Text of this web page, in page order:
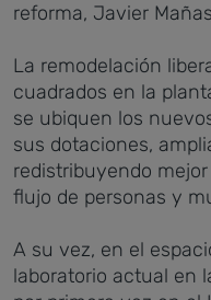
reforma, Javier
La remodelación
cuadrados en la
se ubiquen los
sus dotaciones,
redistribuyendo
flujo de personas y
A su vez, en el
laboratorio actual en